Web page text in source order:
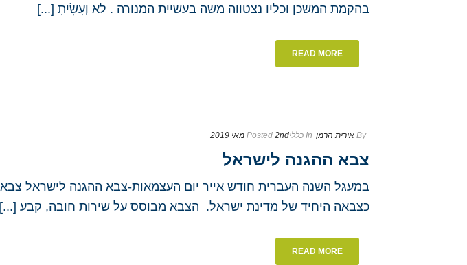
בהקמת המשכן וכליו נצטווה משה בעשיית המנורה . לא וְעָשִׂיתָ [...]
READ MORE
By אירית הרמן In כללי Posted 2nd מאי 2019
צבא ההגנה לישראל
כצבאה היחיד של מדינת ישראל. הצבא מבוסס על שירות חובה, קבע [...]
READ MORE